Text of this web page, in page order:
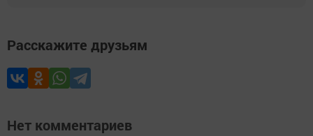
Расскажите друзьям
Нет комментариев